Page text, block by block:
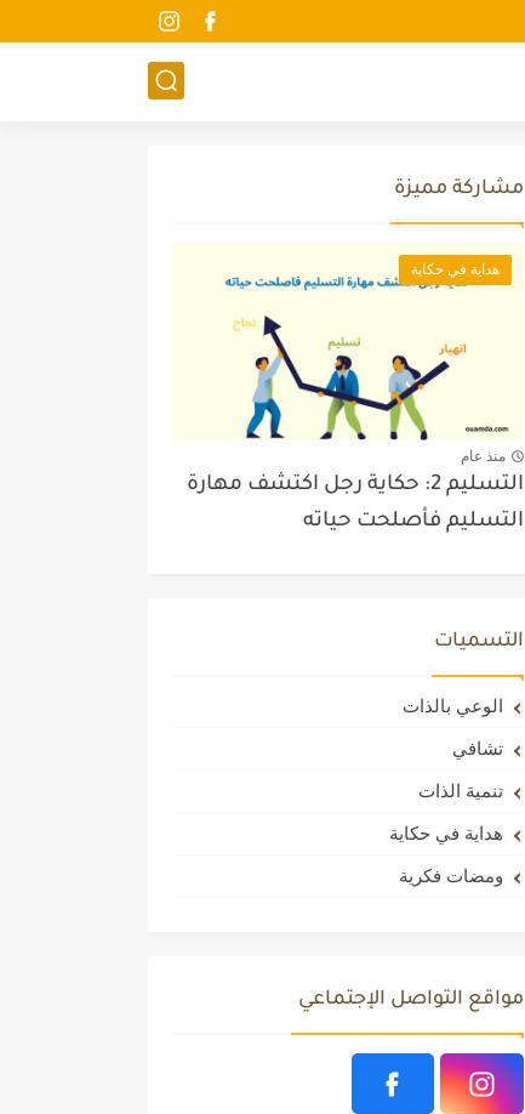
مشاركة مميزة
هداية في حكاية
منذ عام
التسليم 2: حكاية رجل اكتشف مهارة
التسليم فأصلحت حياته
التسميات
الوعي بالذات
تشافي
تنمية الذات
هداية في حكاية
ومضات فكرية
مواقع التواصل الإجتماعي